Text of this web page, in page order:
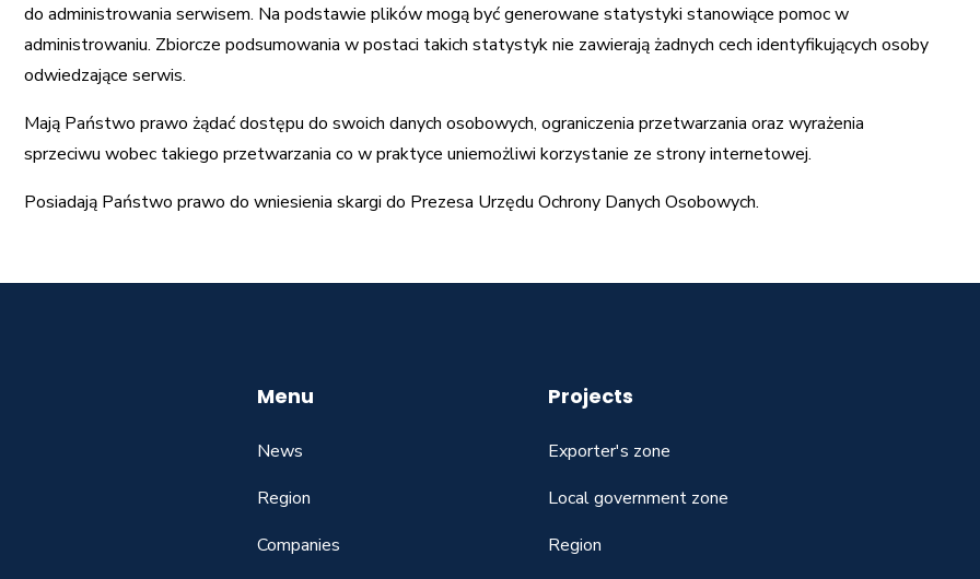
do administrowania serwisem. Na podstawie plików mogą być generowane statystyki stanowiące pomoc w
administrowaniu. Zbiorcze podsumowania w postaci takich statystyk nie zawierają żadnych cech identyfikujących osoby
odwiedzające serwis.
Mają Państwo prawo żądać dostępu do swoich danych osobowych, ograniczenia przetwarzania oraz wyrażenia
sprzeciwu wobec takiego przetwarzania co w praktyce uniemożliwi korzystanie ze strony internetowej.
Posiadają Państwo prawo do wniesienia skargi do Prezesa Urzędu Ochrony Danych Osobowych.
Menu
News
Region
Companies
Projects
Exporter's zone
Local government zone
Region